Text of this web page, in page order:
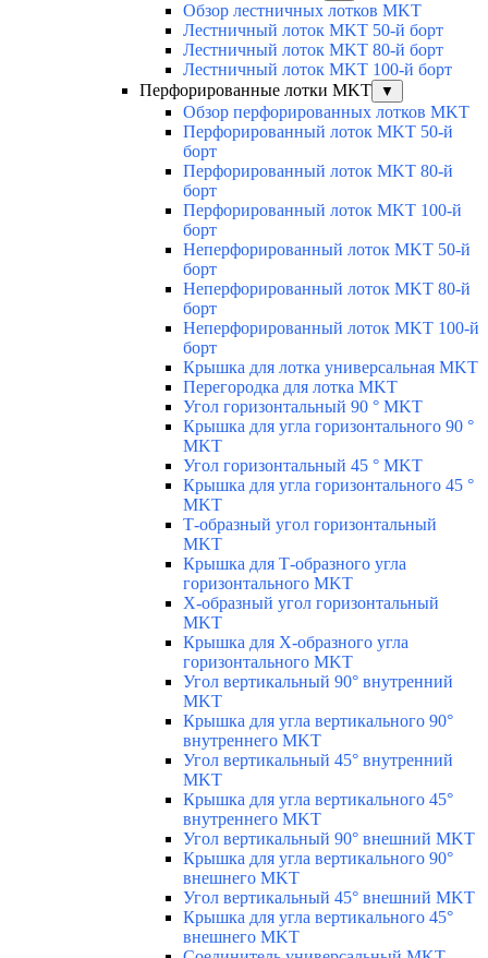
Обзор лестничных лотков MKT
Лестничный лоток MKT 50-й борт
Лестничный лоток MKT 80-й борт
Лестничный лоток MKT 100-й борт
Перфорированные лотки MKT
▼
Обзор перфорированных лотков MKT
Перфорированный лоток MKT 50-й
борт
Перфорированный лоток MKT 80-й
борт
Перфорированный лоток MKT 100-й
борт
Неперфорированный лоток MKT 50-й
борт
Неперфорированный лоток MKT 80-й
борт
Неперфорированный лоток MKT 100-й
борт
Крышка для лотка универсальная MKT
Перегородка для лотка MKT
Угол горизонтальный 90 ° MKT
Крышка для угла горизонтального 90 °
MKT
Угол горизонтальный 45 ° MKT
Крышка для угла горизонтального 45 °
MKT
Т-образный угол горизонтальный
MKT
Крышка для Т-образного угла
горизонтального MKT
Х-образный угол горизонтальный
MKT
Крышка для Х-образного угла
горизонтального MKT
Угол вертикальный 90° внутренний
MKT
Крышка для угла вертикального 90°
внутреннего MKT
Угол вертикальный 45° внутренний
MKT
Крышка для угла вертикального 45°
внутреннего MKT
Угол вертикальный 90° внешний MKT
Крышка для угла вертикального 90°
внешнего MKT
Угол вертикальный 45° внешний MKT
Крышка для угла вертикального 45°
внешнего MKT